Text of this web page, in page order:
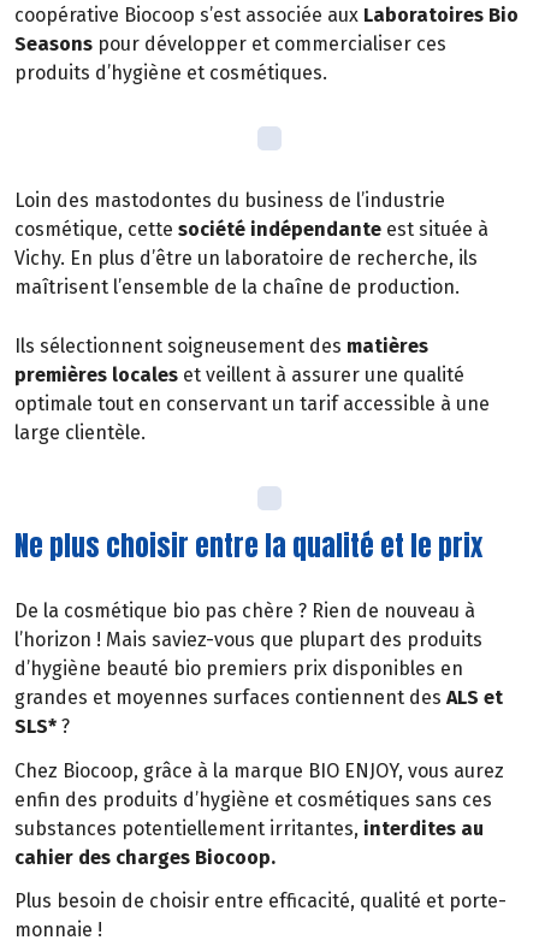
coopérative Biocoop s’est associée aux Laboratoires Bio
Seasons pour développer et commercialiser ces
produits d’hygiène et cosmétiques.
Loin des mastodontes du business de l’industrie
cosmétique, cette société indépendante est située à
Vichy. En plus d’être un laboratoire de recherche, ils
maîtrisent l’ensemble de la chaîne de production.
Ils sélectionnent soigneusement des matières
premières locales et veillent à assurer une qualité
optimale tout en conservant un tarif accessible à une
large clientèle.
Ne plus choisir entre la qualité et le prix
De la cosmétique bio pas chère ? Rien de nouveau à
l’horizon ! Mais saviez-vous que plupart des produits
d’hygiène beauté bio premiers prix disponibles en
grandes et moyennes surfaces contiennent des ALS et
SLS* ?
Chez Biocoop, grâce à la marque BIO ENJOY, vous aurez
enfin des produits d’hygiène et cosmétiques sans ces
substances potentiellement irritantes, interdites au
cahier des charges Biocoop.
Plus besoin de choisir entre efficacité, qualité et porte-
monnaie !